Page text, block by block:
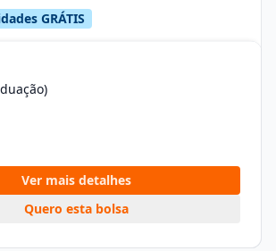
GRÁTIS
Ver mais detalhes
Quero esta bolsa